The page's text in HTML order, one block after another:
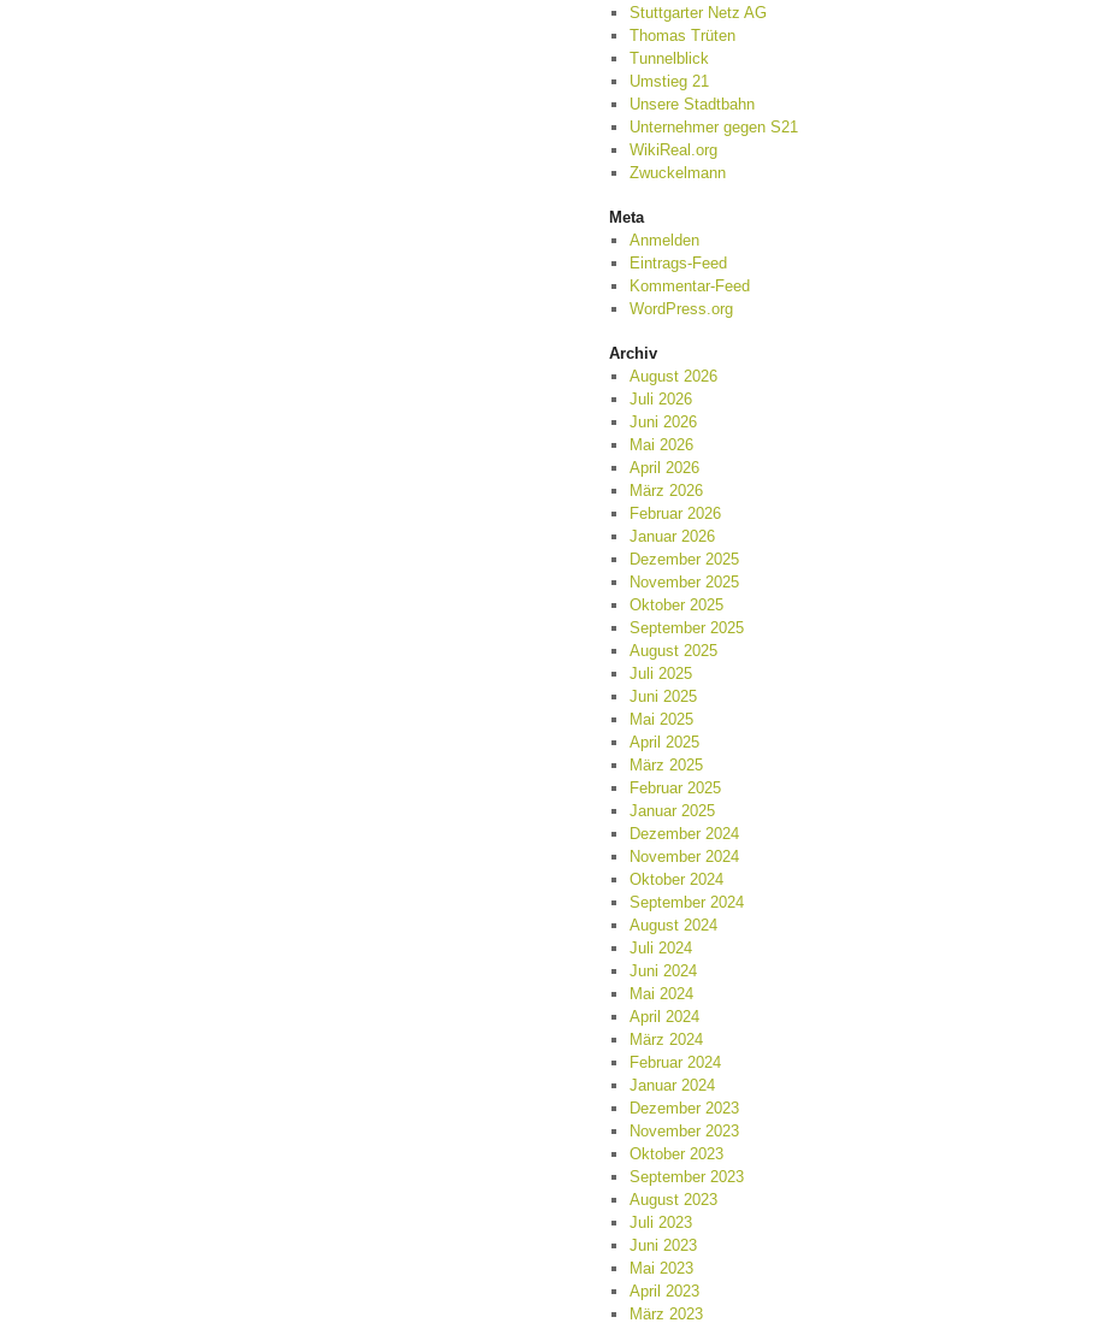
Stuttgarter Netz AG
Thomas Trüten
Tunnelblick
Umstieg 21
Unsere Stadtbahn
Unternehmer gegen S21
WikiReal.org
Zwuckelmann
Meta
Anmelden
Eintrags-Feed
Kommentar-Feed
WordPress.org
Archiv
August 2026
Juli 2026
Juni 2026
Mai 2026
April 2026
März 2026
Februar 2026
Januar 2026
Dezember 2025
November 2025
Oktober 2025
September 2025
August 2025
Juli 2025
Juni 2025
Mai 2025
April 2025
März 2025
Februar 2025
Januar 2025
Dezember 2024
November 2024
Oktober 2024
September 2024
August 2024
Juli 2024
Juni 2024
Mai 2024
April 2024
März 2024
Februar 2024
Januar 2024
Dezember 2023
November 2023
Oktober 2023
September 2023
August 2023
Juli 2023
Juni 2023
Mai 2023
April 2023
März 2023